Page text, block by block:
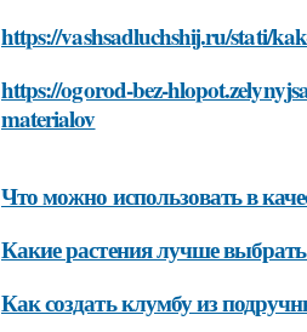
https://vashsadluchshij.ru/stati/
https://ogorod-bez-
materialov
Что можно использовать в
Какие растения лучше
Как создать клумбу из